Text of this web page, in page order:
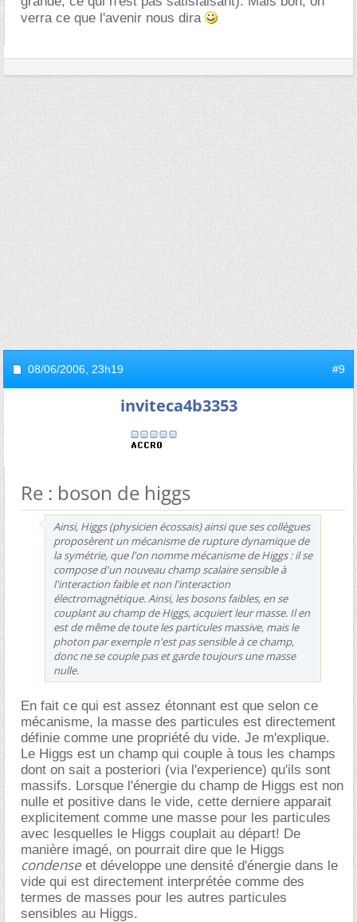
verra ce que l'avenir nous dira
08/06/2006, 23h19 #9
inviteca4b3353
Re : boson de higgs
Ainsi, Higgs (physicien écossais) ainsi que ses collègues
proposèrent un mécanisme de rupture dynamique de
la symétrie, que l'on nomme mécanisme de Higgs : il se
compose d'un nouveau champ scalaire sensible à
l'interaction faible et non l'interaction
électromagnétique. Ainsi, les bosons faibles, en se
couplant au champ de Higgs, acquiert leur masse. Il en
est de même de toute les particules massive, mais le
photon par exemple n'est pas sensible à ce champ,
donc ne se couple pas et garde toujours une masse
nulle.
En fait ce qui est assez étonnant est que selon ce
mécanisme, la masse des particules est directement
définie comme une propriété du vide. Je m'explique.
Le Higgs est un champ qui couple à tous les champs
dont on sait a posteriori (via l'experience) qu'ils sont
massifs. Lorsque l'énergie du champ de Higgs est non
nulle et positive dans le vide, cette derniere apparait
explicitement comme une masse pour les particules
avec lesquelles le Higgs couplait au départ! De
manière imagé, on pourrait dire que le Higgs
condense et développe une densité d'énergie dans le
vide qui est directement interprétée comme des
termes de masses pour les autres particules
sensibles au Higgs.